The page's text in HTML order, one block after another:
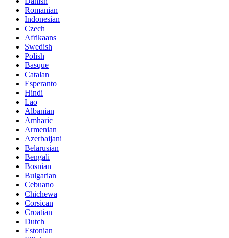
Romanian
Indonesian
Czech
Afrikaans
Swedish
Polish
Basque
Catalan
Esperanto
Hindi
Lao
Albanian
Amharic
Armenian
Azerbaijani
Belarusian
Bengali
Bosnian
Bulgarian
Cebuano
Chichewa
Corsican
Croatian
Dutch
Estonian